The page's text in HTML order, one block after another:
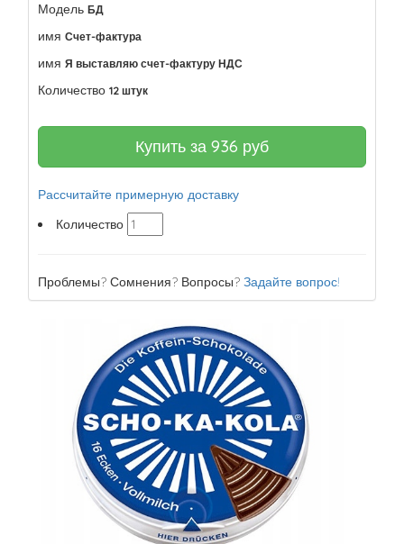
Модель БД
имя Счет-фактура
имя Я выставляю счет-фактуру НДС
Количество 12 штук
Купить за 936 руб
Рассчитайте примерную доставку
Количество
Проблемы? Сомнения? Вопросы? Задайте вопрос!